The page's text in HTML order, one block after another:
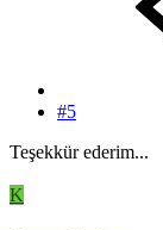
#5
Teşekkür ederim...
K